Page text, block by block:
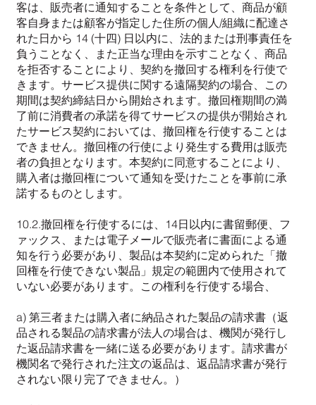
客は、販売者に通知することを条件として、商品が顧
客自身または顧客が指定した住所の個人/組織に配達さ
れた日から 14 (十四) 日以内に、法的または刑事責任を
負うことなく、また正当な理由を示すことなく、商品
を拒否することにより、契約を撤回する権利を行使で
きます。サービス提供に関する遠隔契約の場合、この
期間は契約締結日から開始されます。撤回権期間の満
了前に消費者の承諾を得てサービスの提供が開始され
たサービス契約においては、撤回権を行使することは
できません。撤回権の行使により発生する費用は販売
者の負担となります。本契約に同意することにより、
購入者は撤回権について通知を受けたことを事前に承
諾するものとします。
10.2.撤回権を行使するには、14日以内に書留郵便、フ
ァックス、または電子メールで販売者に書面による通
知を行う必要があり、製品は本契約に定められた「撤
回権を行使できない製品」規定の範囲内で使用されて
いない必要があります。この権利を行使する場合、
a) 第三者または購入者に納品された製品の請求書（返
品される製品の請求書が法人の場合は、機関が発行し
た返品請求書を一緒に送る必要があります。請求書が
機関名で発行された注文の返品は、返品請求書が発行
されない限り完了できません。）